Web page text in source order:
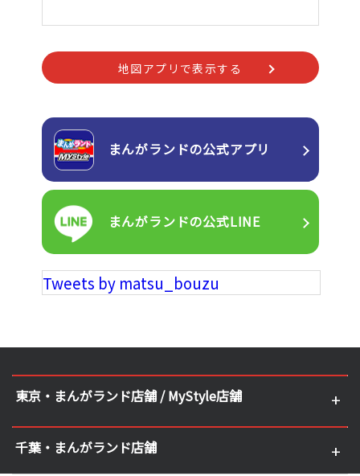
地図アプリで表示する
まんがランドの公式アプリ
まんがランドの公式LINE
Tweets by matsu_bouzu
東京・まんがランド店舗 / MyStyle店舗
千葉・まんがランド店舗